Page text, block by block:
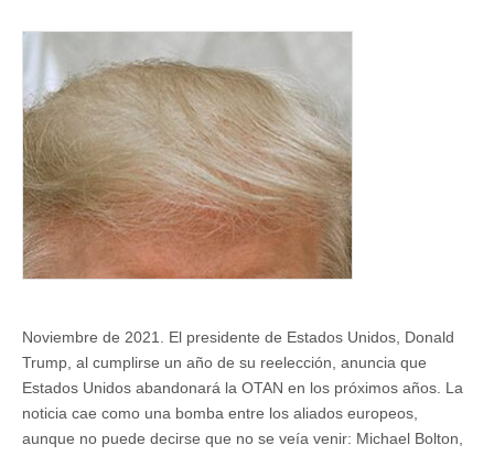
Noviembre de 2021. El presidente de Estados Unidos, Donald
Trump, al cumplirse un año de su reelección, anuncia que
Estados Unidos abandonará la OTAN en los próximos años. La
noticia cae como una bomba entre los aliados europeos,
aunque no puede decirse que no se veía venir: Michael Bolton,